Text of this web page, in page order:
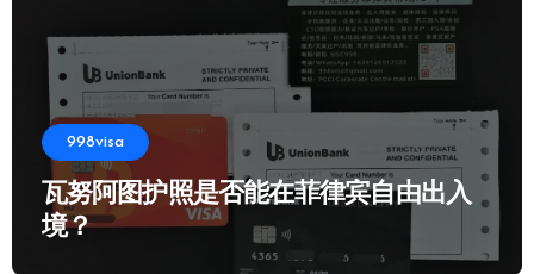
998visa
瓦努阿图护照是否能在菲律宾自由出入
境？